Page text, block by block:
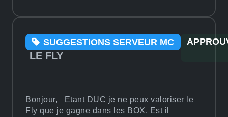
SUGGESTIONS SERVEUR MC
LE FLY
Bonjour, Etant DUC je ne peux valoriser le
Fly que je gagne dans les BOX. Est il